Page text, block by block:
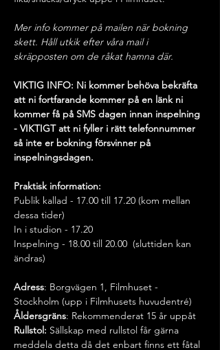
Mer info kommer på mailen när bokning
skett. Håll utkik efter våra mail i
skräpposten om de råkat hamna där.
VIKTIG INFO: Ni kommer behöva bekräfta
att ni fortfarande kommer på en länk ni
kommer få på SMS dagen innan inspelning
- VIKTIGT att ni fyller i rätt telefonnummer
så inte er bokning försvinner på
inspelningsdagen.
Praktisk information:
Publik kallad - 17.00 till 17.20 (kom mellan
dessa tider)
In i studion - 17.20
Inspelning - 18.00 till 20.00  (sluttiden kan
ändras)
Adress: Borgvägen 1, Filmhuset -
Stockholm (upp i Filmhusets huvudentré)
Åldersgräns: Rekommenderat 15 år uppåt
Rullstol: Sällskap med rullstol får gärna
meddela detta då det enbart finns ett fåtal